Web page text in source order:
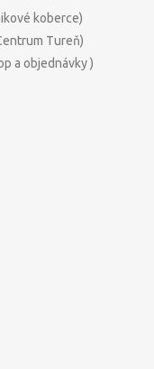
koberce)
Tureň)
a objednávky )